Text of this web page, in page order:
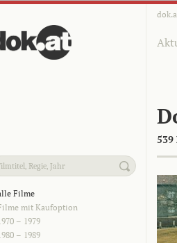
539
Filme
mit Kaufoption
– 1979
– 1989